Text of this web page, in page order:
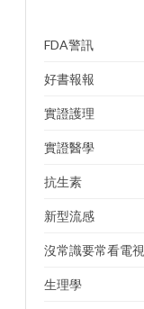
FDA警訊
好書報報
實證護理
實證醫學
抗生素
新型流感
沒常識要常看電視
生理學